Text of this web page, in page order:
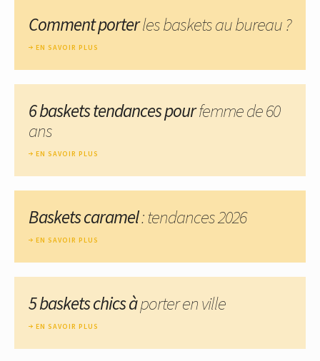
Comment porterles baskets au bureau ?
EN SAVOIR PLUS
6 baskets tendances pourfemme de 60
ans
EN SAVOIR PLUS
Baskets caramel: tendances 2026
EN SAVOIR PLUS
5 baskets chics àporter en ville
EN SAVOIR PLUS